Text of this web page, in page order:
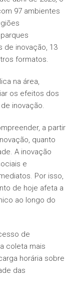
97 ambientes
de inovação, 13
formatos.
na área,
os efeitos dos
inovação.
a partir
quanto
A inovação
e
Por isso,
de hoje afeta a
ao longo do
de
coleta mais
horária sobre
das